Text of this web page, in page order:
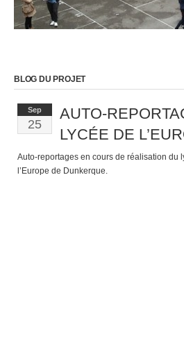
BLOG DU PROJET
Sep
25
AUTO-
LYCÉE DE
Auto-reportages en cours de réalisation du
l’Europe de Dunkerque.